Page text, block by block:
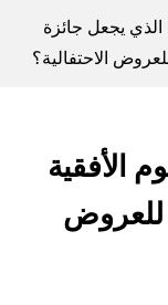
الذي يجعل جائزة
للعروض الاحتفالية؟
الأفقية
للعروض